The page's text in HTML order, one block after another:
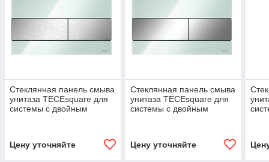
Стеклянная панель смыва
унитаза TECEsquare для
системы с двойным
Цену уточняйте
Стеклянная панель смыва
унитаза TECEsquare для
системы с двойным
Цену уточняйте